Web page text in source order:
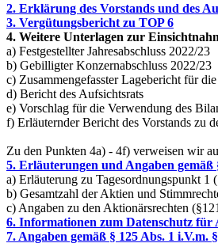
2. Erklärung des Vorstands und des
3. Vergütungsbericht zu TOP 6
4. Weitere Unterlagen zur
a) Festgestellter Jahresabschluss 2022/23
b) Gebilligter Konzernabschluss 2022/23
c) Zusammengefasster Lagebericht für
d) Bericht des Aufsichtsrats
e) Vorschlag für die Verwendung des
f) Erläuternder Bericht des Vorstands zu
Zu den Punkten 4a) - 4f) verweisen wir
5. Erläuterungen und Angaben gemäß
a) Erläuterung zu Tagesordnungspunkt 1
b) Gesamtzahl der Aktien und
c) Angaben zu den Aktionärsrechten
6. Informationen zum Datenschutz
7. Angaben gemäß § 125 Abs. 1